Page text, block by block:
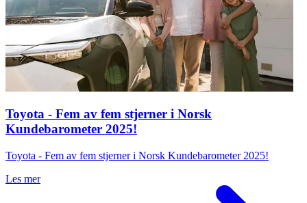
Toyota - Fem av fem stjerner i Norsk
Kundebarometer 2025!
Toyota - Fem av fem stjerner i Norsk Kundebarometer 2025!
Les mer